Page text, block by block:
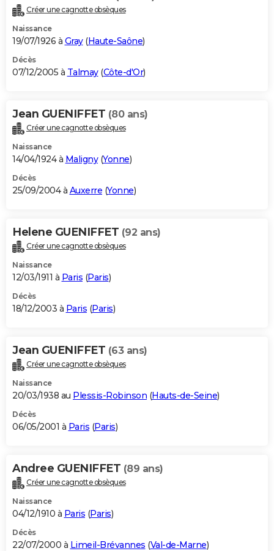
Créer une cagnotte obsèques
Naissance
19/07/1926 à Gray(Haute-Saône)
Décès
07/12/2005 à Talmay(Côte-d'Or)
Jean GUENIFFET (80 ans)
Créer une cagnotte obsèques
Naissance
14/04/1924 à Maligny(Yonne)
Décès
25/09/2004 à Auxerre (Yonne)
Helene GUENIFFET (92 ans)
Créer une cagnotte obsèques
Naissance
12/03/1911 à Paris (Paris)
Décès
18/12/2003 à Paris (Paris)
Jean GUENIFFET (63 ans)
Créer une cagnotte obsèques
Naissance
20/03/1938 au Plessis-Robinson (Hauts-de-Seine)
Décès
06/05/2001 à Paris (Paris)
Andree GUENIFFET (89 ans)
Créer une cagnotte obsèques
Naissance
04/12/1910 à Paris (Paris)
Décès
22/07/2000 à Limeil-Brévannes (Val-de-Marne)